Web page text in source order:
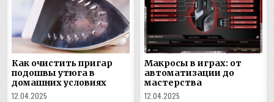
Как очистить пригар
подошвы утюга в
домашних условиях
12.04.2025
Макросы в играх: от
автоматизации до
мастерства
12.04.2025